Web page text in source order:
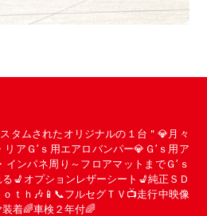
タムされたオリジナルの１台＂💎月々
アＧ’ｓ用エアロバンパー💎Ｇ’ｓ用ア
ンパネ周り～フロアマットまでＧ’ｓ
💺オプションレザーシート💺純正ＳＤ
ｔｈ🎶📱📞フルセグＴＶ📺走行中映像
着🌈車検２年付🌈